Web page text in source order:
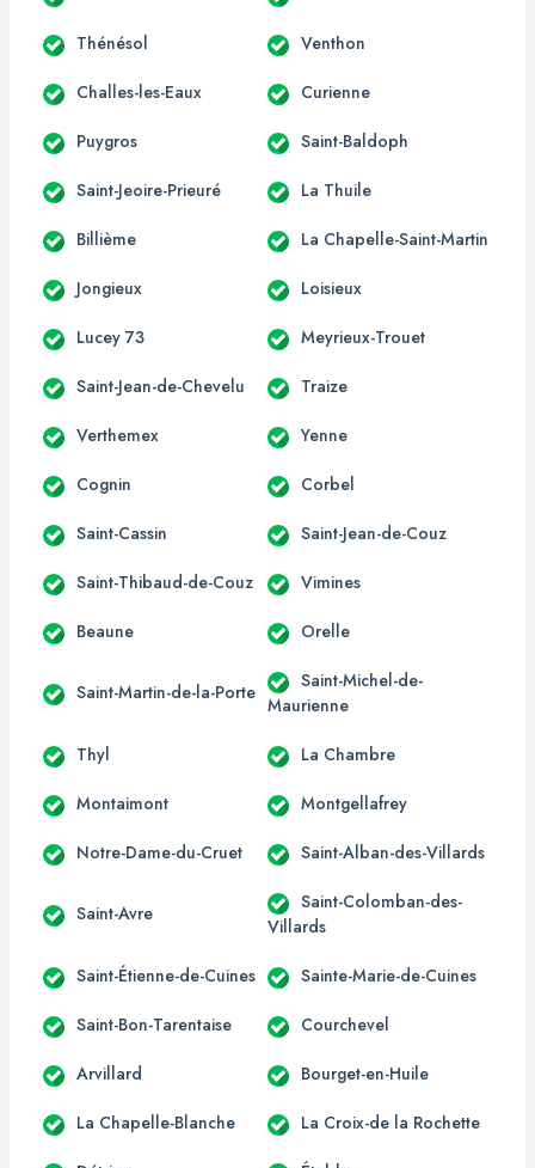
Thénésol Venthon
Challes-les-Eaux Curienne
Puygros Saint-Baldoph
Saint-Jeoire-Prieuré La Thuile
Billième La Chapelle-Saint-Martin
Jongieux Loisieux
Lucey 73 Meyrieux-Trouet
Saint-Jean-de-Chevelu Traize
Verthemex Yenne
Cognin Corbel
Saint-Cassin Saint-Jean-de-Couz
Saint-Thibaud-de-Couz Vimines
Beaune Orelle
Saint-Martin-de-la-Porte
Saint-Michel-de-
Maurienne
Thyl La Chambre
Montaimont Montgellafrey
Notre-Dame-du-Cruet Saint-Alban-des-Villards
Saint-Avre
Saint-Colomban-des-
Villards
Saint-Étienne-de-Cuines Sainte-Marie-de-Cuines
Saint-Bon-Tarentaise Courchevel
Arvillard Bourget-en-Huile
La Chapelle-Blanche La Croix-de la Rochette